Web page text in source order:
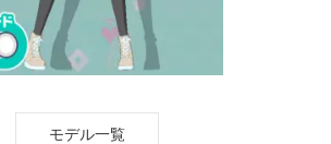
モデル一覧